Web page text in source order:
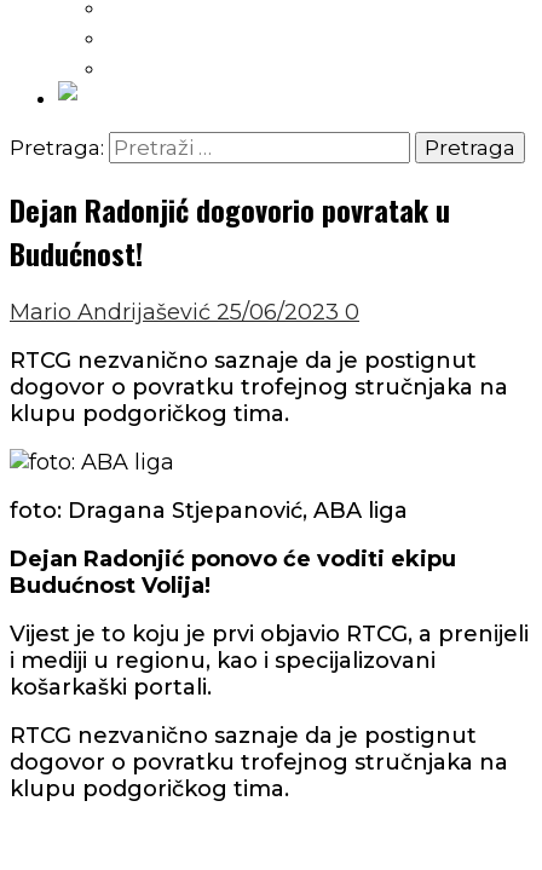
Pretraga:
Dejan Radonjić dogovorio povratak u
Budućnost!
Mario Andrijašević 25/06/2023 0
RTCG nezvanično saznaje da je postignut
dogovor o povratku trofejnog stručnjaka na
klupu podgoričkog tima.
foto: Dragana Stjepanović, ABA liga
Dejan Radonjić ponovo će voditi ekipu
Budućnost Volija!
Vijest je to koju je prvi objavio RTCG, a prenijeli
i mediji u regionu, kao i specijalizovani
košarkaški portali.
RTCG nezvanično saznaje da je postignut
dogovor o povratku trofejnog stručnjaka na
klupu podgoričkog tima.